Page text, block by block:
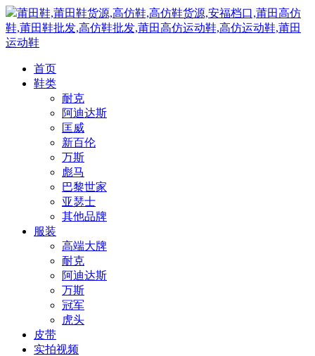
莆田鞋,莆田鞋货源,高仿鞋,高仿鞋货源,安福档口,莆田高仿
鞋,莆田鞋批发,高仿鞋批发,莆田高仿运动鞋,高仿运动鞋,莆田
运动鞋
首页
鞋类
耐克
阿迪达斯
匡威
新百伦
万斯
彪马
巴黎世家
亚瑟士
其他品牌
服装
高端大牌
耐克
阿迪达斯
万斯
冠军
虎头
皮带
实拍视频